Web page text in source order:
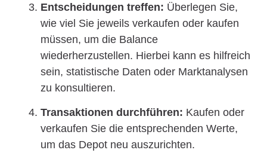
Entscheidungen treffen: Überlegen Sie,
wie viel Sie jeweils verkaufen oder kaufen
müssen, um die Balance
wiederherzustellen. Hierbei kann es hilfreich
sein, statistische Daten oder Marktanalysen
zu konsultieren.
Transaktionen durchführen: Kaufen oder
verkaufen Sie die entsprechenden Werte,
um das Depot neu auszurichten.